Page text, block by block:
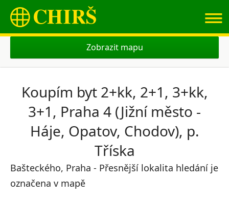
≡
Zobrazit mapu
Koupím byt 2+kk, 2+1, 3+kk,
3+1, Praha 4 (Jižní město -
Háje, Opatov, Chodov), p.
Tříska
Bašteckého, Praha - Přesnější lokalita hledání je
označena v mapě